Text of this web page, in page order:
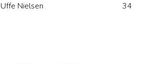
Uffe Nielsen 34